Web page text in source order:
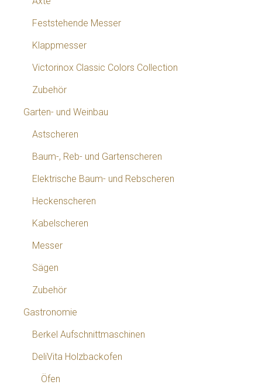
Feststehende Messer
Klappmesser
Victorinox Classic Colors Collection
Zubehör
Garten- und Weinbau
Astscheren
Baum-, Reb- und Gartenscheren
Elektrische Baum- und Rebscheren
Heckenscheren
Kabelscheren
Messer
Sägen
Zubehör
Gastronomie
Berkel Aufschnittmaschinen
DeliVita Holzbackofen
Öfen